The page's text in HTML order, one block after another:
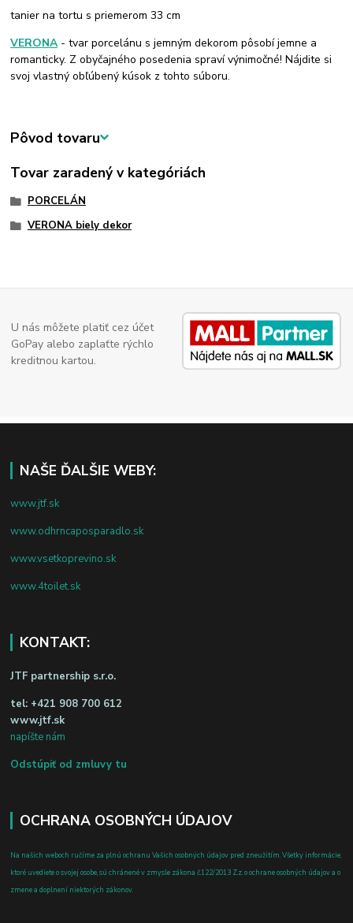
tanier na tortu s priemerom 33 cm
VERONA- tvar porcelánu s jemným dekorom pôsobí jemne a
romanticky. Z obyčajného posedenia spraví výnimočné! Nájdite si
svoj vlastný obľúbený kúsok z tohto súboru.
Pôvod tovaru
Tovar zaradený v kategóriách
PORCELÁN
VERONA biely dekor
U nás môžete platiť cez účet
GoPay alebo zaplaťte rýchlo
kreditnou kartou.
NAŠE ĎALŠIE WEBY:
www.jtf.sk
www.odhrncaposparadlo.sk
www.vsetkoprevino.sk
www.4toilet.sk
KONTAKT:
JTF partnership s.r.o.
tel: +421 908 700 612
www.jtf.sk
napíšte nám
Odstúpiť od zmluvy tu
OCHRANA OSOBNÝCH ÚDAJOV
Na našich weboch ručíme za plnú ochranu Vašich osobných údajov pred zneužitím. Všetky informácie,
ktoré uvediete o svojej osobe, sú chránené v zmysle zákona č.122/2013 Z.z. o ochrane osobných údajov a o
zmene a doplnení niektorých zákonov.